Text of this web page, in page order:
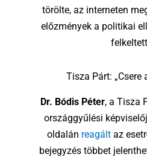
törölte, az interneten
előzmények a politikai
Tisza Párt: „Csere
Dr. Bódis Péter, a Tisza
országgyűlési
oldalán reagált az
bejegyzés többet